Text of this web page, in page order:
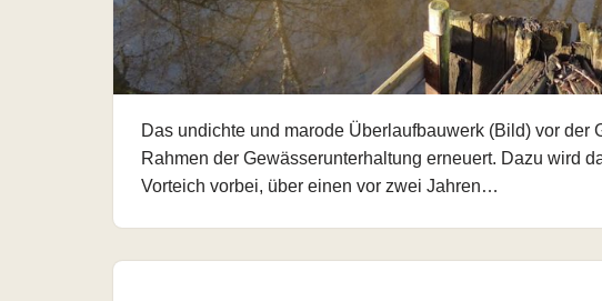
Das undichte und marode Überlaufbauwerk (Bild) vor der
Rahmen der Gewässerunterhaltung erneuert. Dazu wird
Vorteich vorbei, über einen vor zwei Jahren…